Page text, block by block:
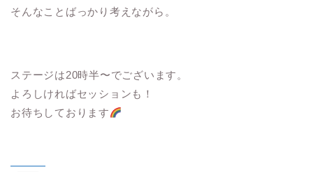
そんなことばっかり考えながら。
ステージは20時半〜でございます。
よろしければセッションも！
お待ちしております